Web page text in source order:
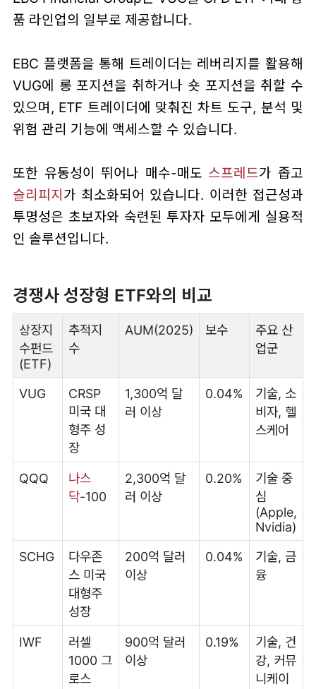
품 라인업의 일부로 제공합니다.
EBC 플랫폼을 통해 트레이더는 레버리지를 활용해
VUG에 롱 포지션을 취하거나 숏 포지션을 취할 수
있으며, ETF 트레이더에 맞춰진 차트 도구, 분석 및
위험 관리 기능에 액세스할 수 있습니다.
또한 유동성이 뛰어나 매수-매도 스프레드가 좁고
슬리피지 가 최소화되어 있습니다. 이러한 접근성과
투명성은 초보자와 숙련된 투자자 모두에게 실용적
인 솔루션입니다.
경쟁사 성장형 ETF와의 비교
상장지
수펀드
(ETF)
추적지
수
AUM(2025) 보수
주요 산
업군
VUG
CRSP
미국 대
형주 성
장
1,300억 달
러 이상
0.04%
기술, 소
비자, 헬
스케어
QQQ
나스
닥-100
2,300억 달
러 이상
0.20%
기술 중
심
(Apple,
Nvidia)
SCHG
다우존
스 미국
대형주
성장
200억 달러
이상
0.04%
기술, 금
융
IWF
러셀
1000 그
로스
900억 달러
이상
0.19%
기술, 건
강, 커뮤
니케이